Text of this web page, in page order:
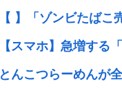
【 】「ゾンビたば
【スマホ】急増する
とんこつらーめんが